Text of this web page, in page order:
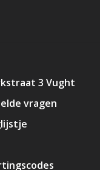
3 Vught
vragen